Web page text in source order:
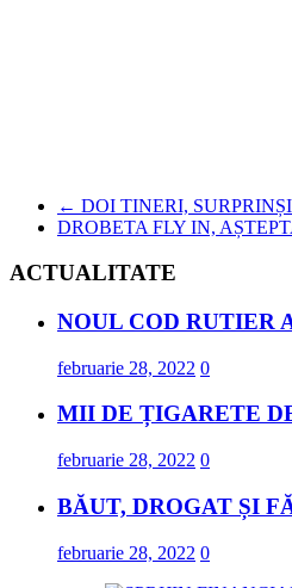
← DOI TINERI,
DROBETA FLY IN,
ACTUALITATE
NOUL COD RUTIER
februarie 28, 2022 0
MII DE ȚIGARETE
februarie 28, 2022 0
BĂUT, DROGAT ȘI
februarie 28, 2022 0